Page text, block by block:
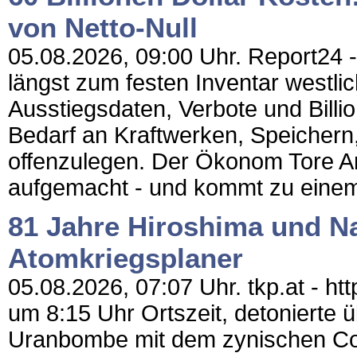
von Netto-Null
05.08.2026, 09:00 Uhr. Report24
längst zum festen Inventar
Ausstiegsdaten, Verbote und
Bedarf an Kraftwerken,
offenzulegen. Der Ökonom Tore
aufgemacht - und kommt zu
81 Jahre Hiroshima und
Atomkriegsplaner
05.08.2026, 07:07 Uhr. tkp.at -
um 8:15 Uhr Ortszeit, detonierte
Uranbombe mit dem zynischen